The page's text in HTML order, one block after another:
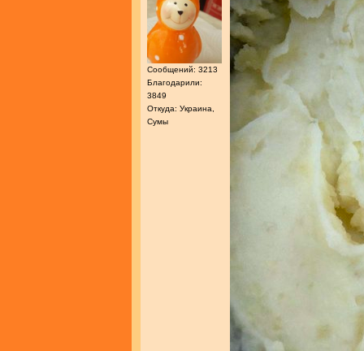
Сообщений: 3213
Благодарили:
3849
Откуда: Украина,
Сумы